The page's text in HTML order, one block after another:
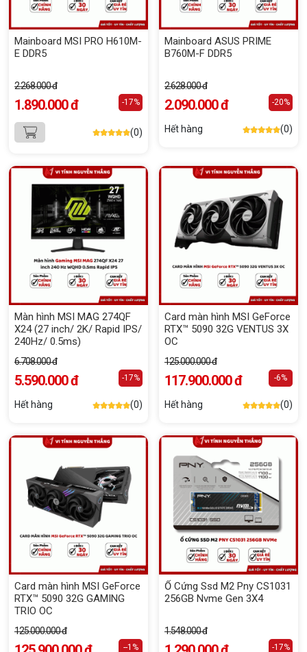
Mainboard MSI PRO H610M-
E DDR5
2.268.000 đ
1.890.000 đ -17%
(0)
Mainboard ASUS PRIME
B760M-F DDR5
2.628.000 đ
2.090.000 đ -20%
Hết hàng (0)
Màn hình MSI MAG 274QF
X24 (27 inch/ 2K/ Rapid IPS/
240Hz/ 0.5ms)
6.708.000 đ
5.590.000 đ -17%
Hết hàng (0)
Card màn hình MSI GeForce
RTX™ 5090 32G VENTUS 3X
OC
125.000.000 đ
117.900.000 đ -6%
Hết hàng (0)
Card màn hình MSI GeForce
RTX™ 5090 32G GAMING
TRIO OC
125.000.000 đ
--1%
Ổ Cứng Ssd M2 Pny CS1031
256GB Nvme Gen 3X4
1.548.000 đ
-17%